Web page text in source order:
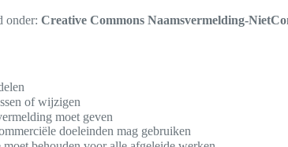
onder: Creative Commons Naamsvermelding-
of wijzigen
moet geven
doeleinden mag gebruiken